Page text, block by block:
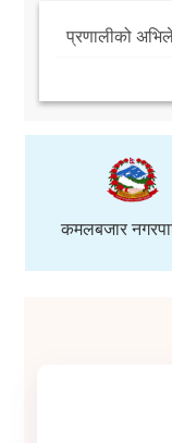
प्रणालीको
पंचदेवल विनायक